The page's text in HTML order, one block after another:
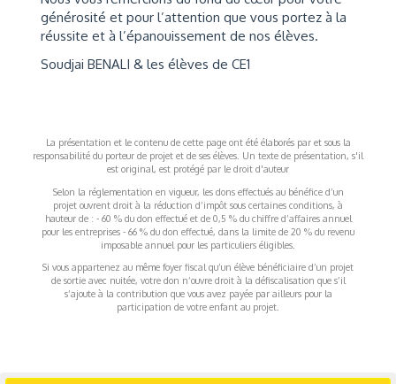
générosité et pour l’attention que vous portez à la
réussite et à l’épanouissement de nos élèves.
Soudjai BENALI & les élèves de CE1
La présentation et le contenu de cette page ont été élaborés par et sous la
responsabilité du porteur de projet et de ses élèves. Un texte de présentation, s'il
est original, est protégé par le droit d'auteur
Selon la réglementation en vigueur, les dons effectués au bénéfice d’un
projet ouvrent droit à la réduction d’impôt sous certaines conditions, à
hauteur de : - 60 % du don effectué et de 0,5 % du chiffre d’affaires annuel
pour les entreprises - 66 % du don effectué, dans la limite de 20 % du revenu
imposable annuel pour les particuliers éligibles.
Si vous appartenez au même foyer fiscal qu’un élève bénéficiaire d’un projet
de sortie avec nuitée, votre don n’ouvre droit à la défiscalisation que s’il
s’ajoute à la contribution que vous avez payée par ailleurs pour la
participation de votre enfant au projet.